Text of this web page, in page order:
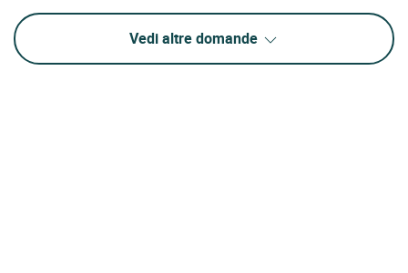
Vedi altre domande